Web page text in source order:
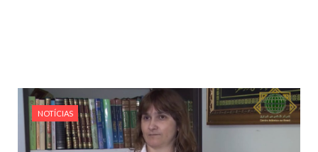
Em nome de Deus, O Clemente, O Misericordioso! O Centro
Islâmico no Brasil parabeniza a nação islâmica pela chegada
no ano novo muçulmano de 1435 Hejrita. Desejamos a
todos os irmãos e irmãs um novo
NOTÍCIAS